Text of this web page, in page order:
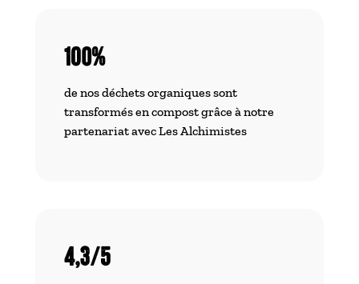
100%
de nos déchets organiques sont
transformés en compost grâce à notre
partenariat avec Les Alchimistes
4,3/5